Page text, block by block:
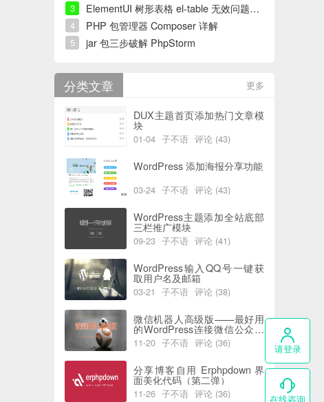
3 ElementUI 树形表格 el-table 无效问题解决
4 PHP 包管理器 Composer 详解
5 jar 包三步破解 PhpStorm
更多
分类文章
DUX主题首页添加热门文章模
块
01-04 子不语 评论 (43)
WordPress 添加海报分享功能
03-24 子不语 评论 (43)
WordPress主题添加全站底部
三栏推广模块
09-23 子不语 评论 (41)
WordPress输入QQ号一键获
取用户名及邮箱
03-21 子不语 评论 (38)
微信机器人高级版——最好用
的WordPress连接微信公众号
插件
11-20 子不语 评论 (36)
分享博客自用 Erphpdown 界
面美化代码（第二弹）
11-26 子不语 评论 (36)
请登录
在线咨询